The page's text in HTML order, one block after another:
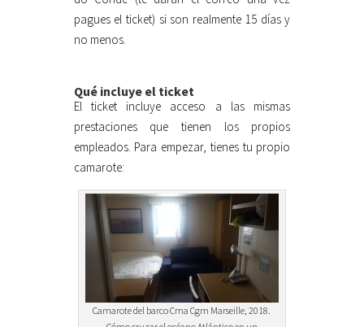
pagues el ticket) si son realmente 15 días y
no menos.
Qué incluye el ticket
El ticket incluye acceso a las mismas
prestaciones que tienen los propios
empleados. Para empezar, tienes tu propio
camarote:
Camarote del barco Cma Cgm Marseille, 2018.